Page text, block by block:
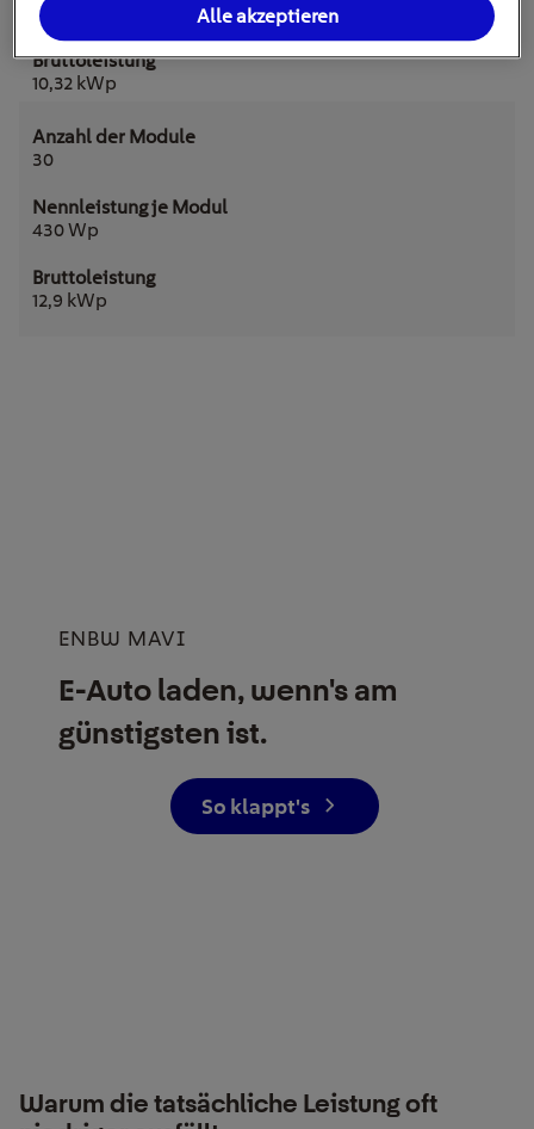
430 Wp
10,32 kWp
30
430 Wp
12,9 kWp
ENBW MAVI
E-Auto laden, wenn's am
günstigsten ist.
So klappt's
Warum die tatsächliche Leistung oft
Alle akzeptieren